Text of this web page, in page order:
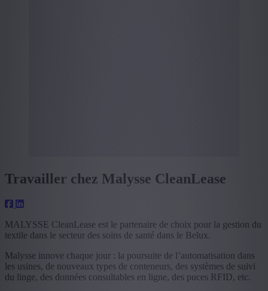
Travailler chez Malysse CleanLease
MALYSSE CleanLease est le partenaire de choix pour la gestion du
textile dans le secteur des soins de santé dans le Belux.
Malysse innove chaque jour : la poursuite de l’automatisation dans
les usines, de nouveaux types de conteneurs, des systèmes de suivi
du linge, des données consultables en ligne, des puces RFID, etc.